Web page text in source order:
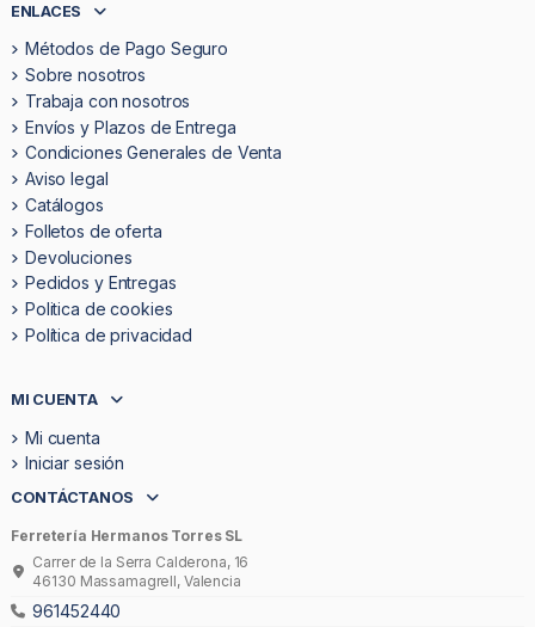
ENLACES
Métodos de Pago Seguro
Sobre nosotros
Trabaja con nosotros
Envíos y Plazos de Entrega
Condiciones Generales de Venta
Aviso legal
Catálogos
Folletos de oferta
Devoluciones
Pedidos y Entregas
Politica de cookies
Política de privacidad
MI CUENTA
Mi cuenta
Iniciar sesión
CONTÁCTANOS
Ferretería Hermanos Torres SL
Carrer de la Serra Calderona, 16
46130 Massamagrell, Valencia
961452440